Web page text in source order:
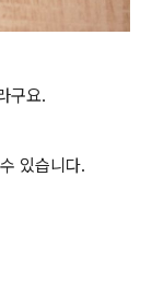
구요.
있습니다.